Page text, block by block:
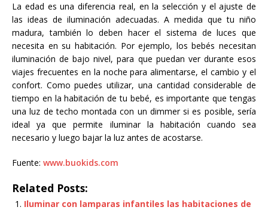
La edad es una diferencia real, en la selección y el ajuste de
las ideas de iluminación adecuadas. A medida que tu niño
madura, también lo deben hacer el sistema de luces que
necesita en su habitación. Por ejemplo, los bebés necesitan
iluminación de bajo nivel, para que puedan ver durante esos
viajes frecuentes en la noche para alimentarse, el cambio y el
confort. Como puedes utilizar, una cantidad considerable de
tiempo en la habitación de tu bebé, es importante que tengas
una luz de techo montada con un dimmer si es posible, sería
ideal ya que permite iluminar la habitación cuando sea
necesario y luego bajar la luz antes de acostarse.
Fuente: www.buokids.com
Related Posts:
Iluminar con lamparas infantiles las habitaciones de